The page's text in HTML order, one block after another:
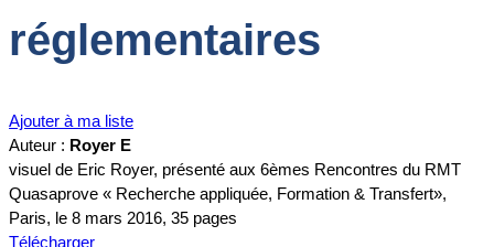
réglementaires
Ajouter à ma liste
Auteur : Royer E
visuel de Eric Royer, présenté aux 6èmes Rencontres du RMT
Quasaprove « Recherche appliquée, Formation & Transfert»,
Paris, le 8 mars 2016, 35 pages
Télécharger